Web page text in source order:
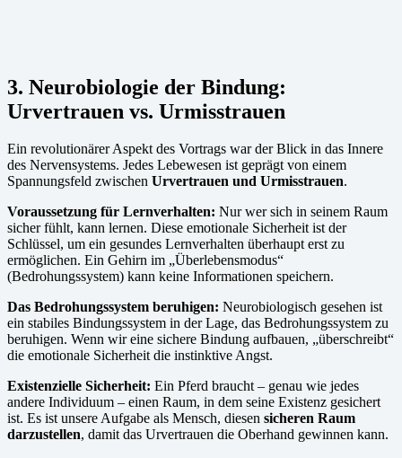
3. Neurobiologie der Bindung:
Urvertrauen vs. Urmisstrauen
Ein revolutionärer Aspekt des Vortrags war der Blick in das Innere
des Nervensystems. Jedes Lebewesen ist geprägt von einem
Spannungsfeld zwischen Urvertrauen und Urmisstrauen.
Voraussetzung für Lernverhalten: Nur wer sich in seinem Raum
sicher fühlt, kann lernen. Diese emotionale Sicherheit ist der
Schlüssel, um ein gesundes Lernverhalten überhaupt erst zu
ermöglichen. Ein Gehirn im „Überlebensmodus“
(Bedrohungssystem) kann keine Informationen speichern.
Das Bedrohungssystem beruhigen: Neurobiologisch gesehen ist
ein stabiles Bindungssystem in der Lage, das Bedrohungssystem zu
beruhigen. Wenn wir eine sichere Bindung aufbauen, „überschreibt“
die emotionale Sicherheit die instinktive Angst.
Existenzielle Sicherheit: Ein Pferd braucht – genau wie jedes
andere Individuum – einen Raum, in dem seine Existenz gesichert
ist. Es ist unsere Aufgabe als Mensch, diesen sicheren Raum
darzustellen, damit das Urvertrauen die Oberhand gewinnen kann.